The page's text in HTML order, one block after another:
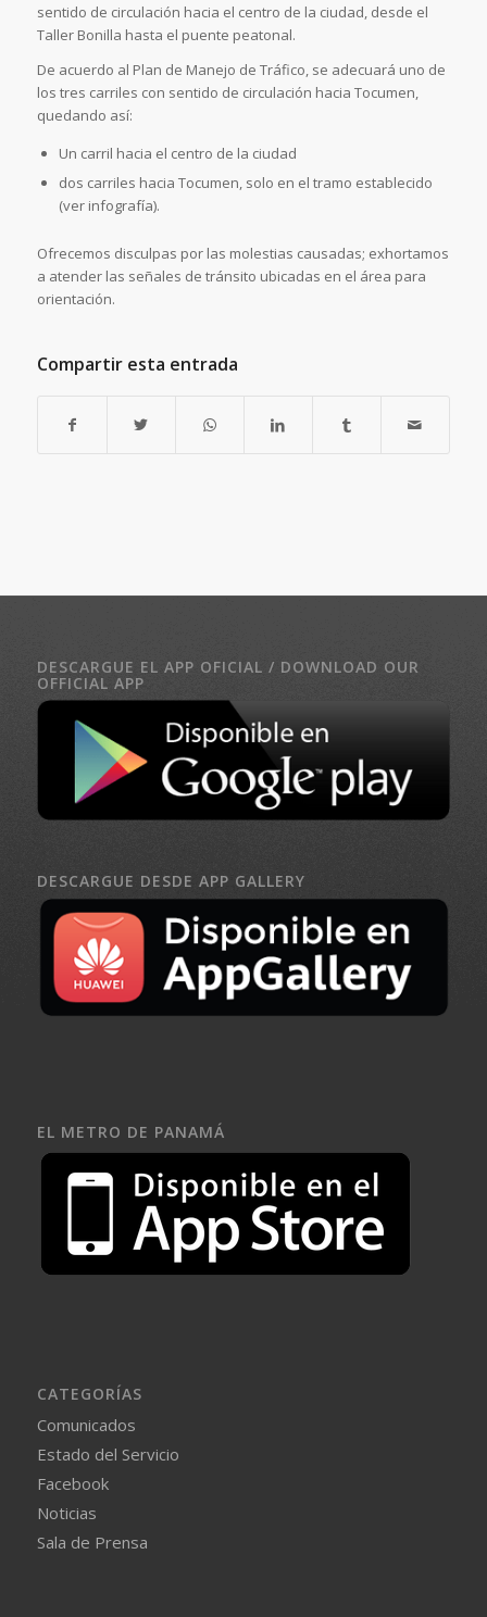
sentido de circulación hacia el centro de la ciudad, desde el
Taller Bonilla hasta el puente peatonal.
De acuerdo al Plan de Manejo de Tráfico, se adecuará uno de
los tres carriles con sentido de circulación hacia Tocumen,
quedando así:
Un carril hacia el centro de la ciudad
dos carriles hacia Tocumen, solo en el tramo establecido
(ver infografía).
Ofrecemos disculpas por las molestias causadas; exhortamos
a atender las señales de tránsito ubicadas en el área para
orientación.
Compartir esta entrada
DESCARGUE EL APP OFICIAL / DOWNLOAD OUR
OFFICIAL APP
DESCARGUE DESDE APP GALLERY
EL METRO DE PANAMÁ
CATEGORÍAS
Comunicados
Estado del Servicio
Facebook
Noticias
Sala de Prensa